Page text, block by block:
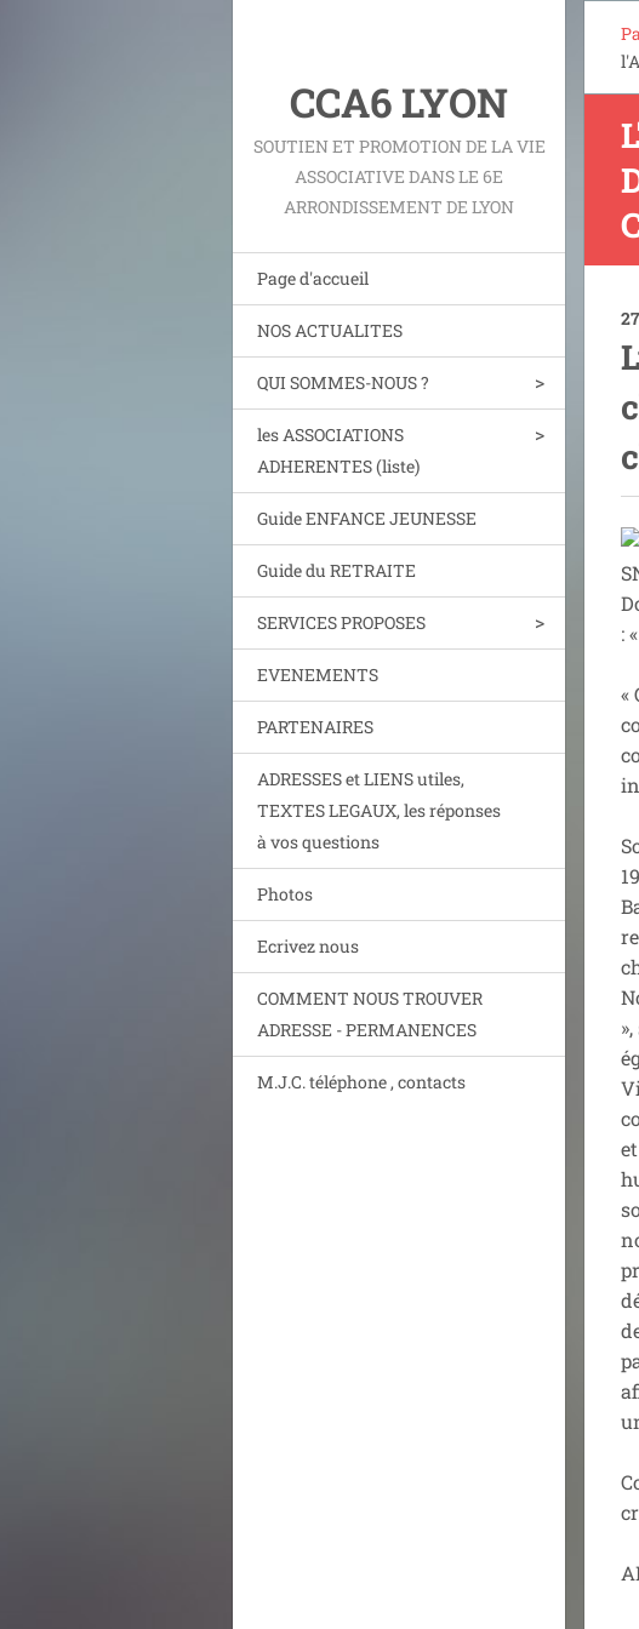
CCA6 LYON
SOUTIEN ET PROMOTION DE LA VIE
ASSOCIATIVE DANS LE 6E
ARRONDISSEMENT DE LYON
Page d'accueil
NOS ACTUALITES
QUI SOMMES-NOUS ?
les ASSOCIATIONS
ADHERENTES (liste)
Guide ENFANCE JEUNESSE
Guide du RETRAITE
SERVICES PROPOSES
EVENEMENTS
PARTENAIRES
ADRESSES et LIENS utiles,
TEXTES LEGAUX, les réponses
à vos questions
Photos
Ecrivez nous
COMMENT NOUS TROUVER
ADRESSE - PERMANENCES
M.J.C. téléphone , contacts
:
«